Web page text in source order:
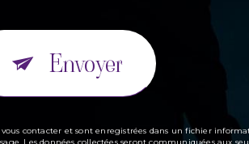
Envoyer
contacter et sont enregistrées dans un fichier